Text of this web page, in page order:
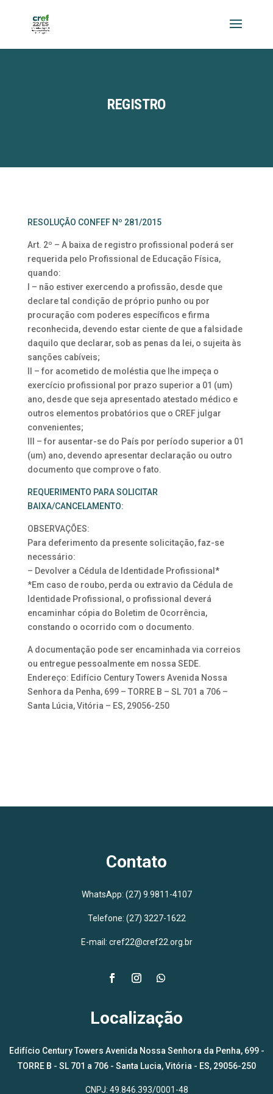
REGISTRO
RESOLUÇÃO CONFEF Nº 281/2015
Art. 2º – A baixa de registro profissional poderá ser
requerida pelo Profissional de Educação Física,
quando:
I – não estiver exercendo a profissão, desde que
declare tal condição de próprio punho ou por
procuração com poderes específicos e firma
reconhecida, devendo estar ciente de que a falsidade
daquilo que declarar, sob as penas da lei, o sujeita às
sanções cabíveis;
II – for acometido de moléstia que lhe impeça o
exercício profissional por prazo superior a 01 (um)
ano, desde que seja apresentado atestado médico e
outros elementos probatórios que o CREF julgar
convenientes;
III – for ausentar-se do País por período superior a 01
(um) ano, devendo apresentar declaração ou outro
documento que comprove o fato.
REQUERIMENTO PARA SOLICITAR
BAIXA/CANCELAMENTO:
OBSERVAÇÕES:
Para deferimento da presente solicitação, faz-se
necessário:
– Devolver a Cédula de Identidade Profissional*
*Em caso de roubo, perda ou extravio da Cédula de
Identidade Profissional, o profissional deverá
encaminhar cópia do Boletim de Ocorrência,
constando o ocorrido com o documento.
A documentação pode ser encaminhada via correios
ou entregue pessoalmente em nossa SEDE.
Endereço: Edifício Century Towers Avenida Nossa
Senhora da Penha, 699 – TORRE B – SL 701 a 706 –
Santa Lúcia, Vitória – ES, 29056-250
Contato
WhatsApp: (27) 9.9811-4107
Telefone: (27) 3227-1622
E-mail: cref22@cref22.org.br
Localização
Edifício Century Towers Avenida Nossa Senhora da Penha, 699 -
TORRE B - SL 701 a 706 - Santa Lucia, Vitória - ES, 29056-250
CNPJ: 49.846.393/0001-48